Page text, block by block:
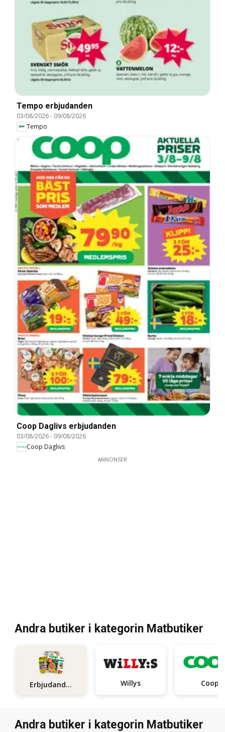
Tempo erbjudanden
03/08/2026- 09/08/2026
Tempo
Coop Daglivs erbjudanden
03/08/2026- 09/08/2026
Coop Daglivs
ANNONSER
Andra butiker i kategorin Matbutiker
Erbjudanden Willys Coop
Andra butiker i kategorin Matbutiker